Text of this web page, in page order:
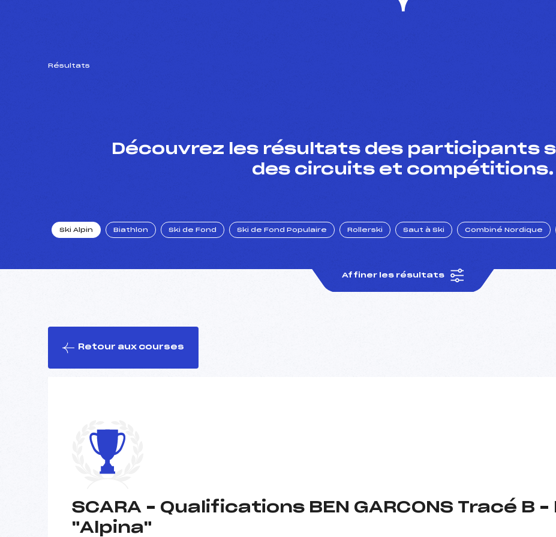
Résultats
Découvrez les résultats des participants
des circuits et compétitions.
Ski Alpin Biathlon Ski de Fond Ski de Fond Populaire Rollerski Saut à Ski Combiné Nordique
Affiner les résultats
Retour aux courses
SCARA – Qualifications BEN GARCONS Tracé B
"Alpina"